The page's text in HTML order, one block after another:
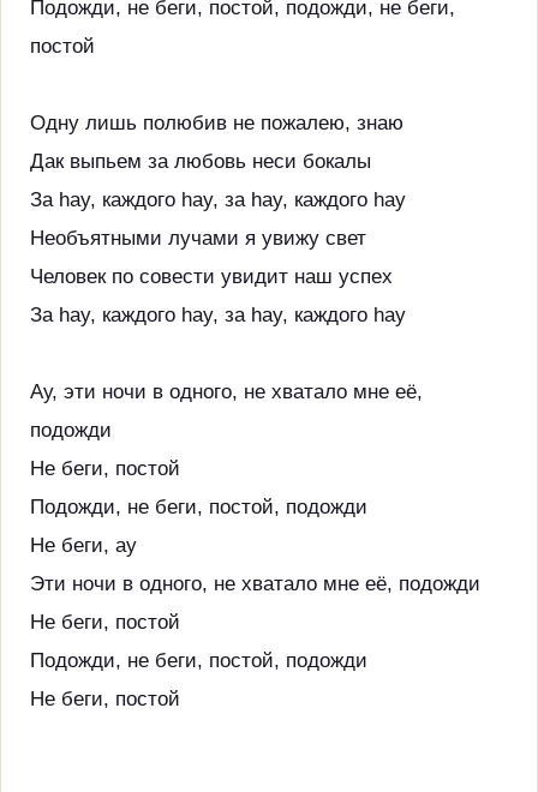
Подожди, не беги, постой, подожди, не беги,
постой
Одну лишь полюбив не пожалею, знаю
Дак выпьем за любовь неси бокалы
За hay, каждого hay, за hay, каждого hay
Необъятными лучами я увижу свет
Человек по совести увидит наш успех
За hay, каждого hay, за hay, каждого hay
Ау, эти ночи в одного, не хватало мне её,
подожди
Не беги, постой
Подожди, не беги, постой, подожди
Не беги, ау
Эти ночи в одного, не хватало мне её, подожди
Не беги, постой
Подожди, не беги, постой, подожди
Не беги, постой